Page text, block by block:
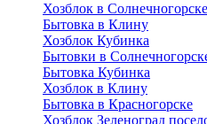
Хозблок в Солнечногорске
Бытовка в Клину
Хозблок Кубинка
Бытовки в
Бытовка Кубинка
Хозблок в Клину
Бытовка в Красногорске
Хозблок Зеленоград